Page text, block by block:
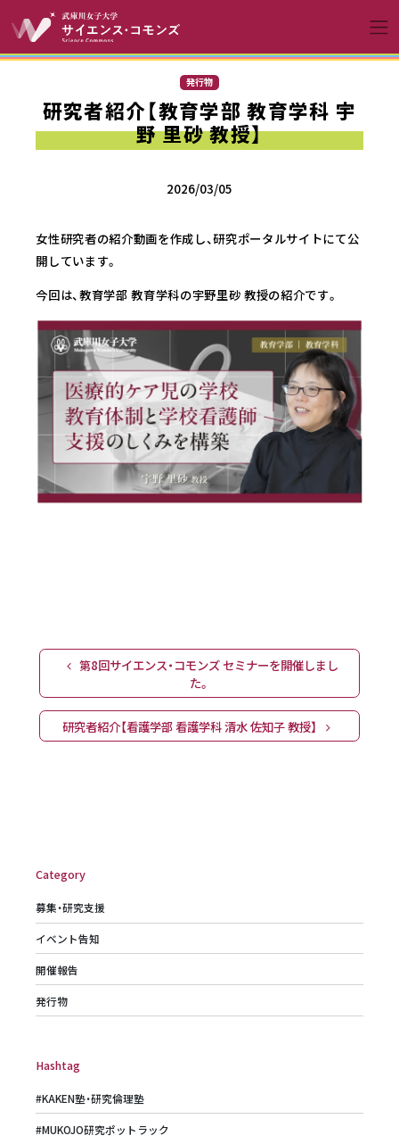
コンテンツへスキップ
メインナビゲーションへ
発行物
研究者紹介【教育学部 教育学科 宇
野 里砂 教授】
2026/03/05
女性研究者の紹介動画を作成し、研究ポータルサイトにて公
開しています。
今回は、教育学部 教育学科の宇野里砂 教授の紹介です。
第8回サイエンス・コモンズ セミナーを開催しまし
た。
研究者紹介【看護学部 看護学科 清水 佐知子 教授】
Category
募集・研究支援
イベント告知
開催報告
発行物
Hashtag
#KAKEN塾・研究倫理塾
#MUKOJO研究ポットラック